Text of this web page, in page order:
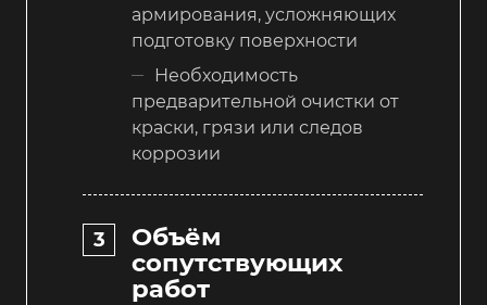
армирования, усложняющих
подготовку поверхности
Необходимость
предварительной очистки от
краски, грязи или следов
коррозии
Объём
сопутствующих
работ